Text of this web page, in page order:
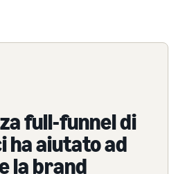
full-funnel di
ha aiutato ad
la brand